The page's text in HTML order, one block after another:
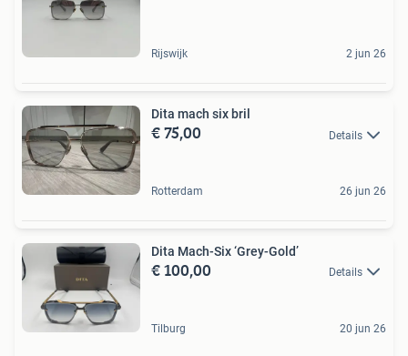
Rijswijk 2 jun 26
Dita mach six bril
€ 75,00 Details
Rotterdam 26 jun 26
Dita Mach-Six ‘Grey-Gold’
€ 100,00 Details
Tilburg 20 jun 26